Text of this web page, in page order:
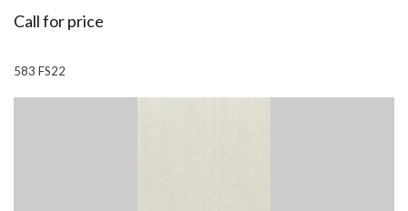
Call for price
583 FS22